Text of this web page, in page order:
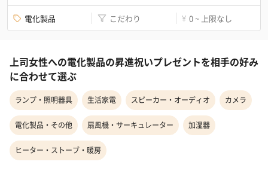
電化製品 こだわり ¥ 0 ~ 上限なし
上司女性への電化製品の昇進祝いプレゼントを相手の好み
に合わせて選ぶ
ランプ・照明器具 生活家電 スピーカー・オーディオ カメラ
電化製品・その他 扇風機・サーキュレーター 加湿器
ヒーター・ストーブ・暖房